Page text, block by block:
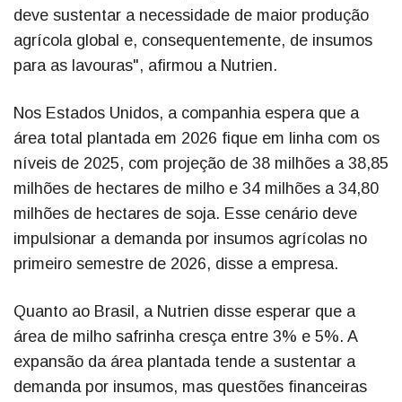
deve sustentar a necessidade de maior produção
agrícola global e, consequentemente, de insumos
para as lavouras", afirmou a Nutrien.
Nos Estados Unidos, a companhia espera que a
área total plantada em 2026 fique em linha com os
níveis de 2025, com projeção de 38 milhões a 38,85
milhões de hectares de milho e 34 milhões a 34,80
milhões de hectares de soja. Esse cenário deve
impulsionar a demanda por insumos agrícolas no
primeiro semestre de 2026, disse a empresa.
Quanto ao Brasil, a Nutrien disse esperar que a
área de milho safrinha cresça entre 3% e 5%. A
expansão da área plantada tende a sustentar a
demanda por insumos, mas questões financeiras